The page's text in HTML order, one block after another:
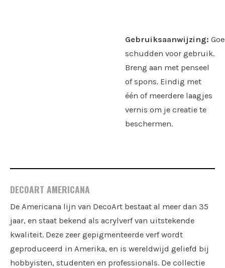
Gebruiksaanwijzing:
schudden voor gebruik.
Breng aan met penseel
of spons. Eindig met
één of meerdere laagjes
vernis om je creatie te
beschermen.
DECOART AMERICANA
De Americana lijn van DecoArt bestaat al meer dan 35
jaar, en staat bekend als acrylverf van uitstekende
kwaliteit. Deze zeer gepigmenteerde verf wordt
geproduceerd in Amerika, en is wereldwijd geliefd bij
hobbyisten, studenten en professionals. De collectie